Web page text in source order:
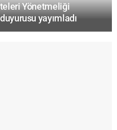
Yönetmeliği
yayımladı